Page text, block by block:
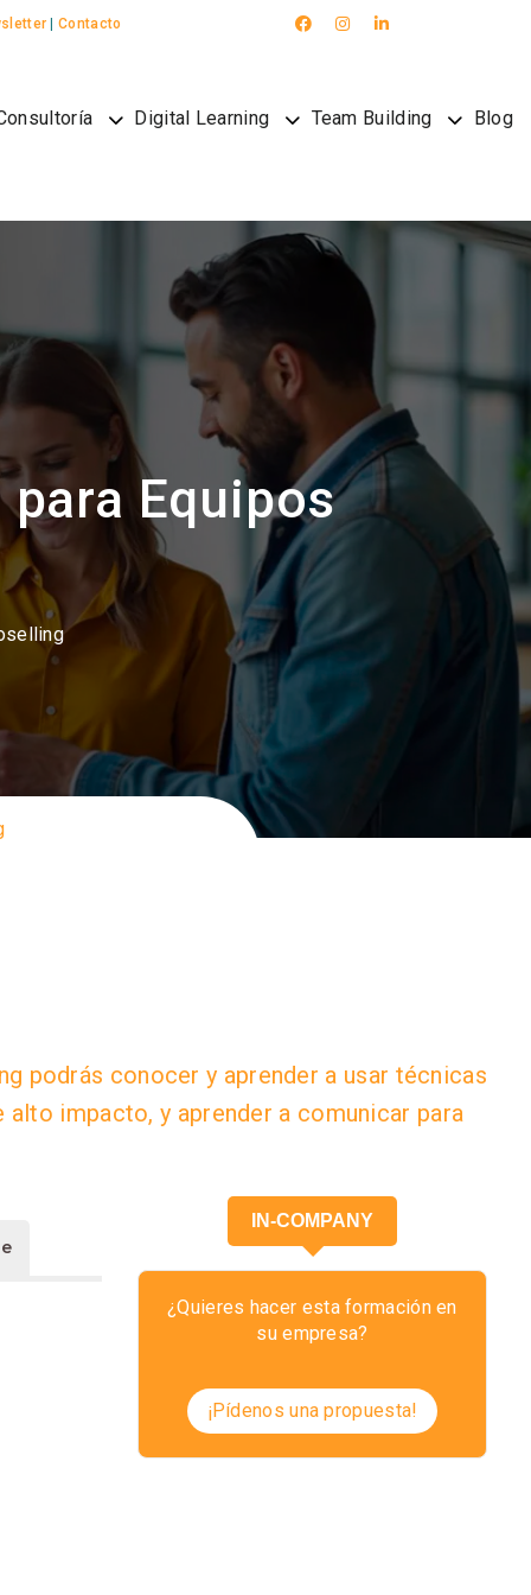
|Contacto
Digital Learning Team Building Blog
Equipos
podrás conocer y aprender a usar técnicas
impacto, y aprender a comunicar para
IN-COMPANY
¿Quieres hacer esta formación en
su empresa?
¡Pídenos una propuesta!